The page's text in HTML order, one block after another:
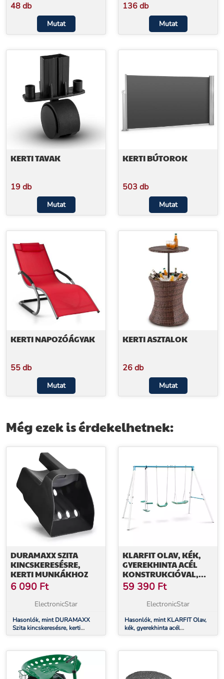
48 db
Mutat
136 db
Mutat
KERTI TAVAK
19 db
Mutat
KERTI BÚTOROK
503 db
Mutat
KERTI NAPOZÓÁGYAK
55 db
Mutat
KERTI ASZTALOK
26 db
Mutat
Még ezek is érdekelhetnek:
DURAMAXX SZITA
KINCSKERESÉSRE,
KERTI MUNKÁKHOZ
6 090 Ft
ElectronicStar
Hasonlók, mint DURAMAXX
Szita kincskeresésre, kerti
munkákhoz
KLARFIT OLAV, KÉK,
GYEREKHINTA ACÉL
KONSTRUKCIÓVAL,
KERTI HASZNÁLATRA
59 390 Ft
ElectronicStar
Hasonlók, mint KLARFIT Olav,
kék, gyerekhinta acél
konstrukcióval, kerti használatra